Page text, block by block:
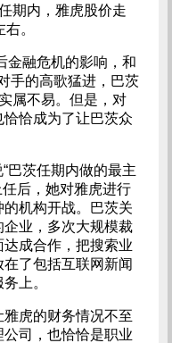
期内，雅虎股价走
。
金融危机的影响，和
手的高歌猛进，巴茨
属不易。但是，对
恰成为了让巴茨众
巴茨任期内做的最主
后，她对雅虎进行
机构开战。巴茨关
业，多次大规模裁
成合作，把搜索业
了包括互联网新闻
上。
虎的财务情况不至
司，也恰恰是职业